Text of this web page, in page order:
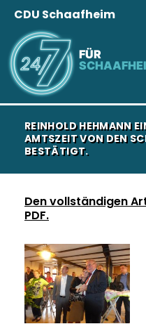
FÜR
CDU Schaafheim
REINHOLD HEHMANN
AMTSZEIT VON DEN
BESTÄTIGT.
Den vollständigen
PDF.